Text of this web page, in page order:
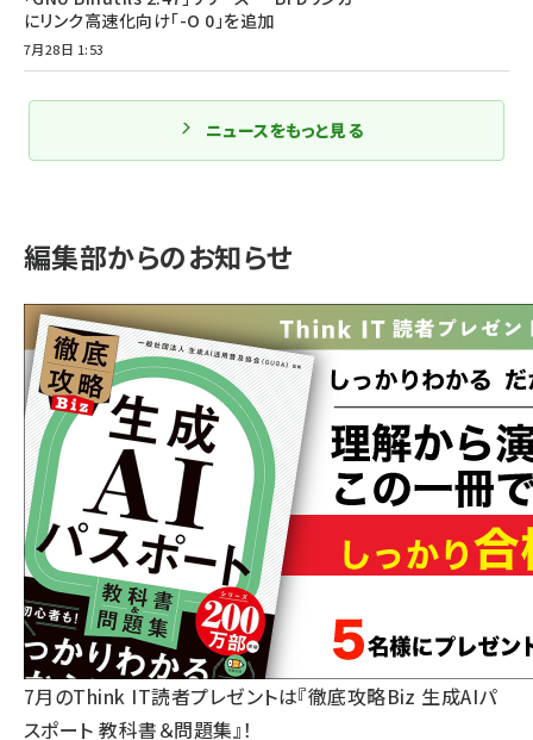
にリンク高速化向け「-O 0」を追加
7月28日 1:53
ニュースをもっと見る
編集部からのお知らせ
7月のThink IT読者プレゼントは『徹底攻略Biz 生成AIパ
スポート 教科書＆問題集』！